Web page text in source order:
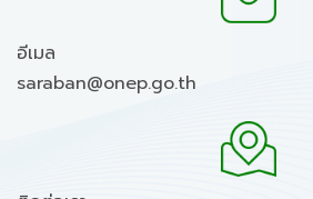
อีเมล
saraban@onep.go.th